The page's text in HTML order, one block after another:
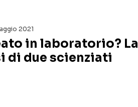
2021
in laboratorio? La
di due scienziati